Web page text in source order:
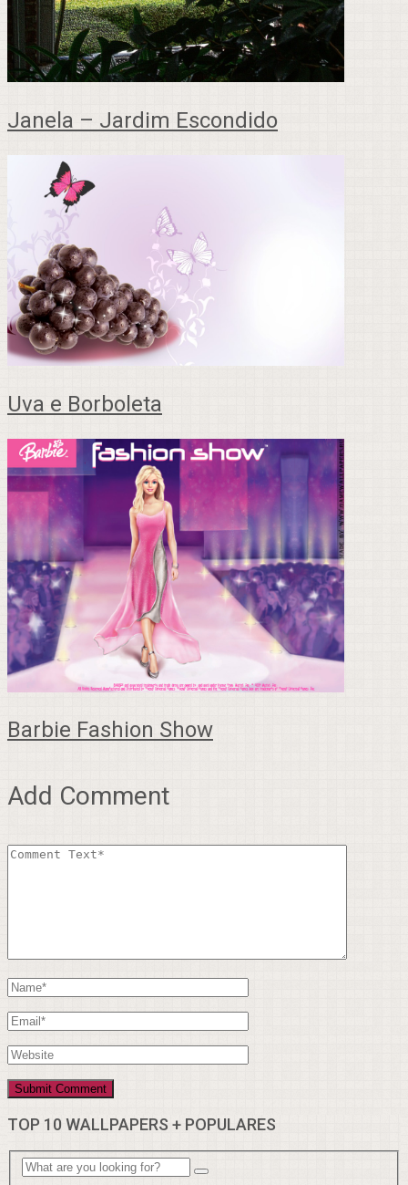
Janela – Jardim Escondido
Uva e Borboleta
Barbie Fashion Show
Add Comment
TOP 10 WALLPAPERS + POPULARES